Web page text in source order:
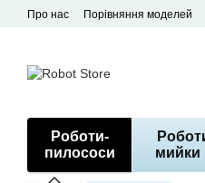
Перейти до основного контенту
Про нас Порівняння моделей
Роботи-
пилососи
мийки